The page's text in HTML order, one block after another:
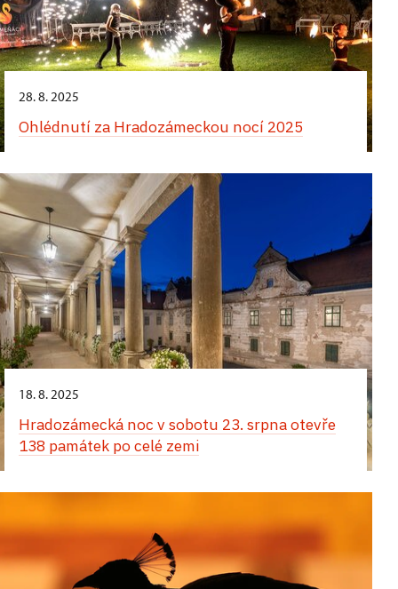
28. 8. 2025
Ohlédnutí za Hradozámeckou nocí 2025
18. 8. 2025
Hradozámecká noc v sobotu 23. srpna otevře
138 památek po celé zemi